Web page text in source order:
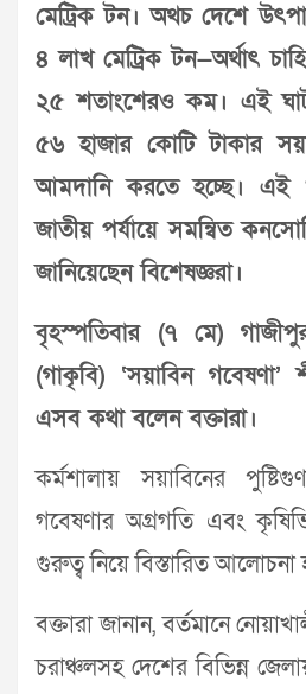
মেট্রিক টন। অথচ দেশে
৪ লাখ মেট্রিক টন—অর্থাৎ
২৫ শতাংশেরও কম। এই
৫৬ হাজার কোটি টাকার
আমদানি করতে হচ্ছে। এই
জাতীয় পর্যায়ে সমন্বিত
জানিয়েছেন বিশেষজ্ঞরা।
বৃহস্পতিবার (৭ মে) গাজীপুর
(গাকৃবি) ‘সয়াবিন গবেষণা’
এসব কথা বলেন বক্তারা।
কর্মশালায় সয়াবিনের
গবেষণার অগ্রগতি এবং
গুরুত্ব নিয়ে বিস্তারিত আলোচনা
বক্তারা জানান, বর্তমানে
চরাঞ্চলসহ দেশের বিভিন্ন